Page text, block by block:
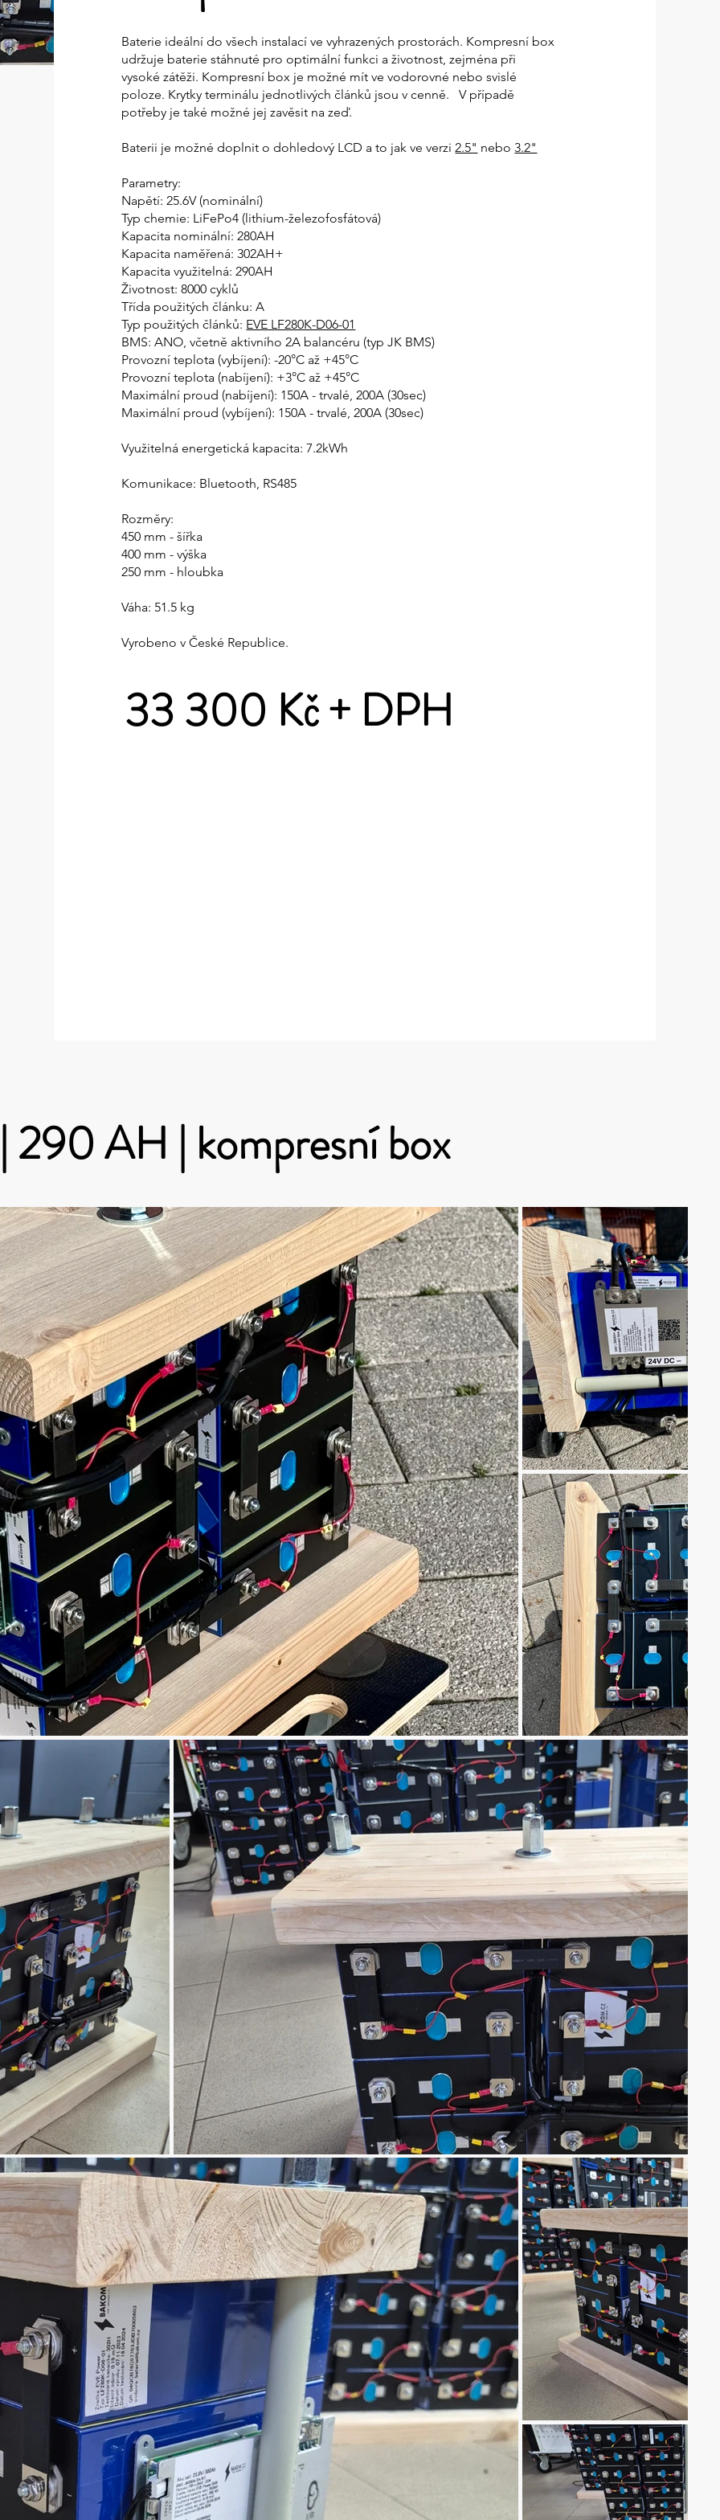
Baterie ideální do všech instalací ve vyhrazených prostorách. Kompresní box
udržuje baterie stáhnuté pro optimální funkci a životnost, zejména při
vysoké zátěži. Kompresní box je možné mít ve vodorovné nebo svislé
poloze. Krytky terminálu jednotlivých článků jsou v cenně. V případě
potřeby je také možné jej zavěsit na zeď.
Baterii je možné doplnit o dohledový LCD a to jak ve verzi2.5" nebo3.2"
Parametry: ​​
Napětí: 25.6V (nominální)
Typ chemie: LiFePo4 (lithium-železofosfátová)
Kapacita nominální: 280AH
Kapacita naměřená: 302AH+
Kapacita využitelná: 290AH
Životnost: 8000 cyklů
Třída použitých článku: A​
Typ použitých článků: EVE LF280K-D06-01
BMS: ANO, včetně aktivního 2A balancéru (typ JK BMS)
Provozní teplota (vybíjení): -20°C až +45°C
Provozní teplota (nabíjení): +3°C až +45°C
Maximální proud (nabíjení): 150A - trvalé, 200A (30sec)
Maximální proud (vybíjení): 150A - trvalé, 200A (30sec)
Využitelná energetická kapacita: 7.2kWh
Komunikace: Bluetooth, RS485
Rozměry:
450 mm - šířka
400 mm - výška
250 mm - hloubka
Váha: 51.5 kg
Vyrobeno v České Republice.​
33 300 Kč + DPH
290 AH | kompresní box